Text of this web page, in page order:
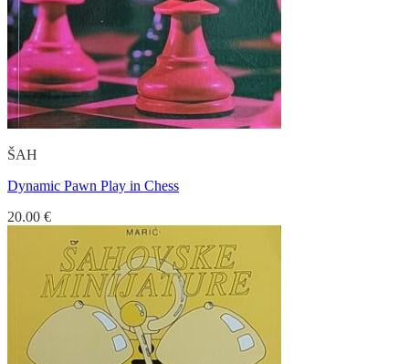
ŠAH
Dynamic Pawn Play in Chess
20.00 €